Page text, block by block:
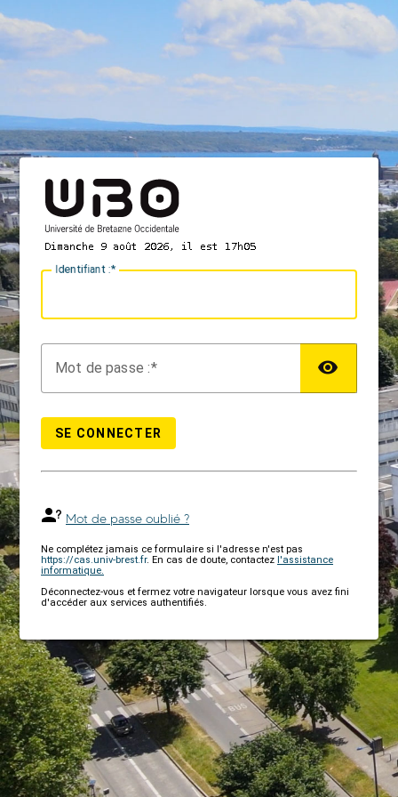
Identifiant :
Mot de passe :
SE CONNECTER
Mot de passe oublié ?
Ne complétez jamais ce formulaire si l'adresse n'est pas
https://cas.univ-brest.fr. En cas de doute, contactez l'assistance
informatique.
Déconnectez-vous et fermez votre navigateur lorsque vous avez fini
d'accéder aux services authentifiés.